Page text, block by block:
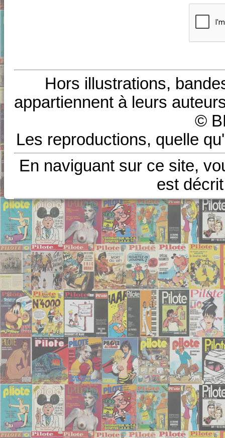
Hors illustrations,
appartiennent à leurs
©
Les reproductions, quelle
En naviguant sur ce site,
est